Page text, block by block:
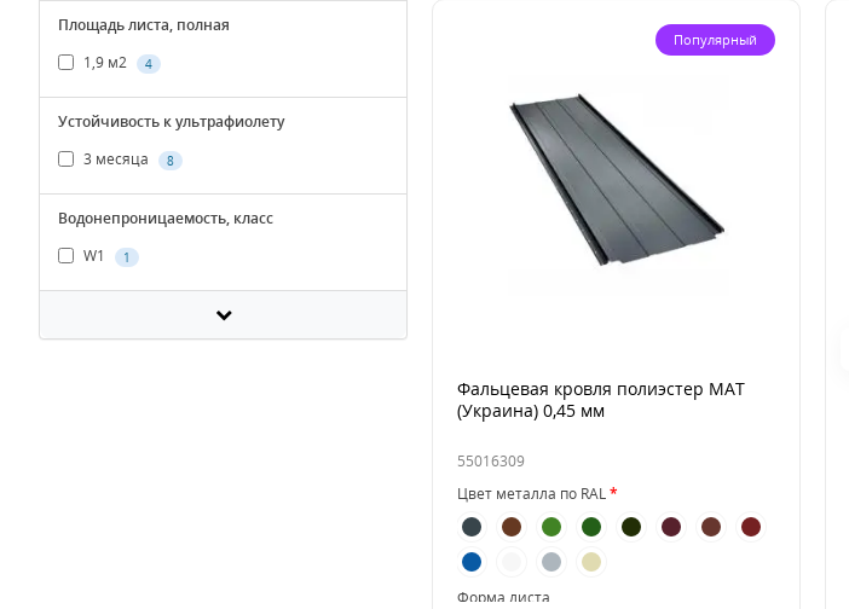
Популярный
Фальцевая кровля полиэстер MAT
(Украина) 0,45 мм
55016309
Цвет металла по RAL
Форма листа
Площадь листа, полная
1,9 м2
4
Устойчивость к ультрафиолету
3 месяца
8
Водонепроницаемость, класс
W1
1